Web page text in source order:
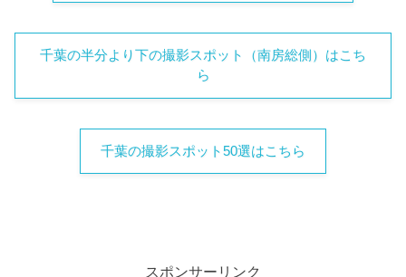
千葉の半分より下の撮影スポット（南房総側）はこち
ら
千葉の撮影スポット50選はこちら
スポンサーリンク